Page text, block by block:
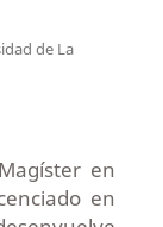
de La
en
en